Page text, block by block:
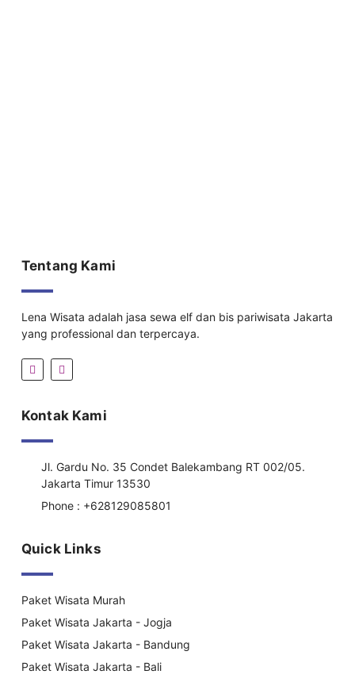
Tentang Kami
Lena Wisata adalah jasa sewa elf dan bis pariwisata Jakarta
yang professional dan terpercaya.
Kontak Kami
Jl. Gardu No. 35 Condet Balekambang RT 002/05.
Jakarta Timur 13530
Phone : +628129085801
Quick Links
Paket Wisata Murah
Paket Wisata Jakarta - Jogja
Paket Wisata Jakarta - Bandung
Paket Wisata Jakarta - Bali